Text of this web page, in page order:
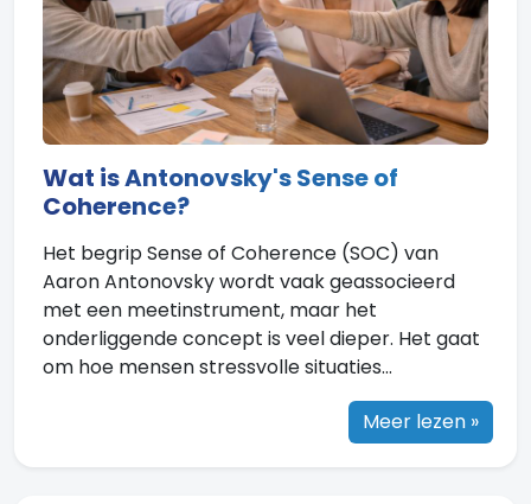
Wat is Antonovsky's Sense of
Coherence?
Het begrip Sense of Coherence (SOC) van
Aaron Antonovsky wordt vaak geassocieerd
met een meetinstrument, maar het
onderliggende concept is veel dieper. Het gaat
om hoe mensen stressvolle situaties...
Meer lezen »